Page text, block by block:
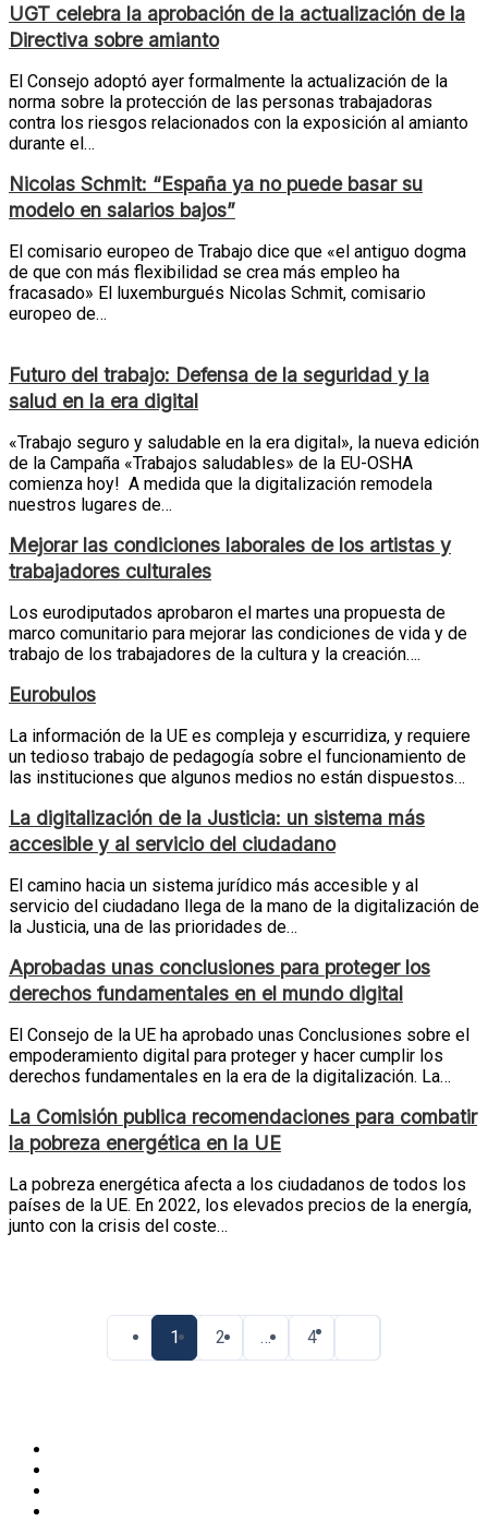
UGT celebra la aprobación de la actualización de la
Directiva sobre amianto
El Consejo adoptó ayer formalmente la actualización de la
norma sobre la protección de las personas trabajadoras
contra los riesgos relacionados con la exposición al amianto
durante el…
Nicolas Schmit: “España ya no puede basar su
modelo en salarios bajos”
El comisario europeo de Trabajo dice que «el antiguo dogma
de que con más flexibilidad se crea más empleo ha
fracasado» El luxemburgués Nicolas Schmit, comisario
europeo de…
Futuro del trabajo: Defensa de la seguridad y la
salud en la era digital
«Trabajo seguro y saludable en la era digital», la nueva edición
de la Campaña «Trabajos saludables» de la EU-OSHA
comienza hoy! A medida que la digitalización remodela
nuestros lugares de…
Mejorar las condiciones laborales de los artistas y
trabajadores culturales
Los eurodiputados aprobaron el martes una propuesta de
marco comunitario para mejorar las condiciones de vida y de
trabajo de los trabajadores de la cultura y la creación….
Eurobulos
La información de la UE es compleja y escurridiza, y requiere
un tedioso trabajo de pedagogía sobre el funcionamiento de
las instituciones que algunos medios no están dispuestos…
La digitalización de la Justicia: un sistema más
accesible y al servicio del ciudadano
El camino hacia un sistema jurídico más accesible y al
servicio del ciudadano llega de la mano de la digitalización de
la Justicia, una de las prioridades de…
Aprobadas unas conclusiones para proteger los
derechos fundamentales en el mundo digital
El Consejo de la UE ha aprobado unas Conclusiones sobre el
empoderamiento digital para proteger y hacer cumplir los
derechos fundamentales en la era de la digitalización. La…
La Comisión publica recomendaciones para combatir
la pobreza energética en la UE
La pobreza energética afecta a los ciudadanos de todos los
países de la UE. En 2022, los elevados precios de la energía,
junto con la crisis del coste…
de
entradas
1 2 … 4